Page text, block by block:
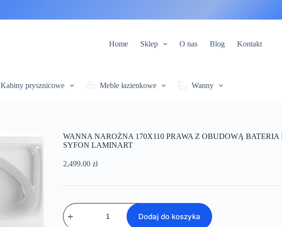
Home Sklep O nas Blog Kontakt
Kabiny prysznicowe Meble łazienkowe Wanny
WANNA NAROŻNA 170X110 PRAWA Z OBUDOWĄ BATERIA
SYFON LAMINART
2,499.00 zł
ilość
WANNA
NAROŻNA
Dodaj do koszyka